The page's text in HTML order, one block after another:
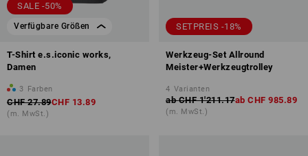
SALE -50%
Verfügbare Größen
T-Shirt e.s.iconic works,
Damen
3 Farben
CHF 27.89CHF 13.89
(m. MwSt.)
SETPREIS -18%
Werkzeug-Set Allround
Meister+Werkzeugtrolley
4 Varianten
ab CHF 1'211.17ab CHF 985.89
(m. MwSt.)